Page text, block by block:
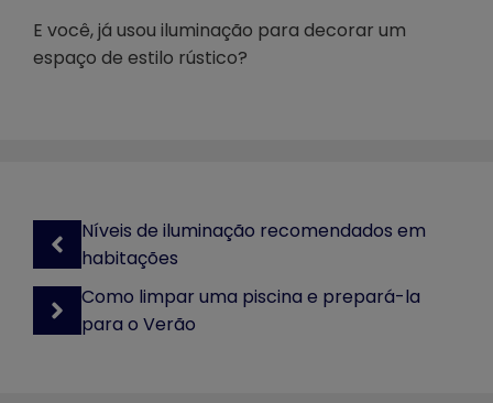
E você, já usou iluminação para decorar um
espaço de estilo rústico?
Níveis de iluminação recomendados em
habitações
Como limpar uma piscina e prepará-la
para o Verão